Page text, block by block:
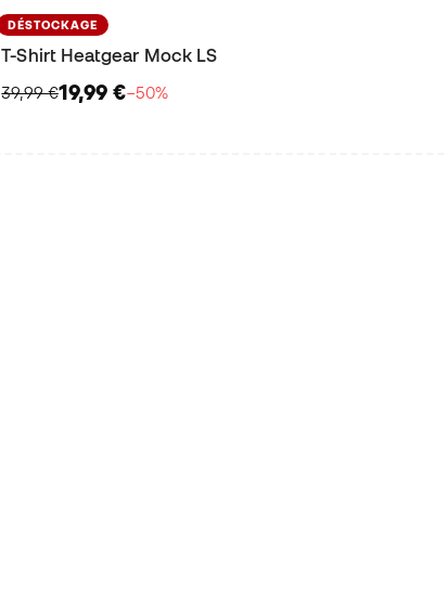
DÉSTOCKAGE
T-Shirt Heatgear Mock LS
39,99 €19,99 €−50%